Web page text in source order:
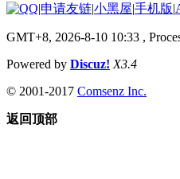
|申请友链|小黑屋|手机版|
GMT+8, 2026-8-10 10:33 ,
Powered by Discuz! X3.4
© 2001-2017 Comsenz Inc.
返回顶部